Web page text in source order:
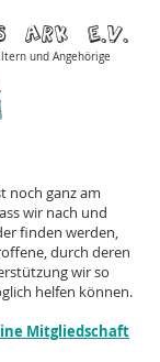
ARK E.v.
und Angehörige
noch ganz am
wir nach und
finden werden,
durch deren
wir so
helfen können.
Mitgliedschaft